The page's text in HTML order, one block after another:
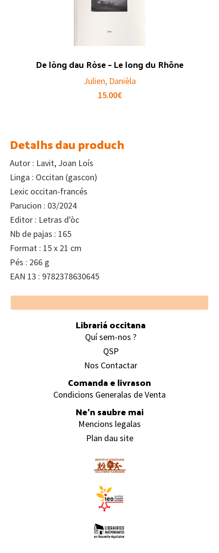
De lòng dau Ròse – Le long du Rhône
Julien, Danièla
15.00€
Detalhs dau produch
Autor : Lavit, Joan Loís
Linga : Occitan (gascon)
Lexic occitan-francés
Parucion : 03/2024
Editor : Letras d'òc
Nb de pajas : 165
Format : 15 x 21 cm
Pés : 266 g
EAN 13 : 9782378630645
Footer
Librariá occitana
Quí sem-nos ?
QSP
Nos Contactar
Comanda e livrason
Condicions Generalas de Venta
Ne’n saubre mai
Mencions legalas
Plan dau site